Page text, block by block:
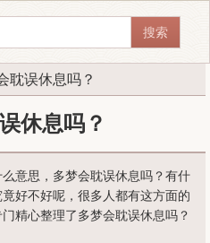
耽误休息吗？
休息吗？
意思，多梦会耽误休息吗？有什
好不好呢，很多人都有这方面的
精心整理了多梦会耽误休息吗？